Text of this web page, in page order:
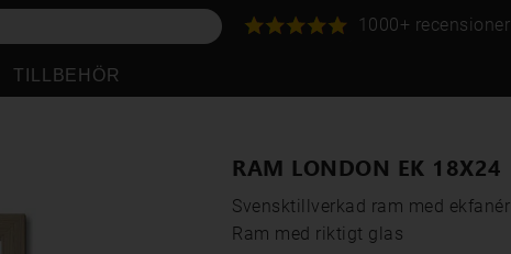
1000+ recensioner
TILLBEHÖR
RAM LONDON EK 18X24
Svensktillverkad ram med ekfanér
Ram med riktigt glas